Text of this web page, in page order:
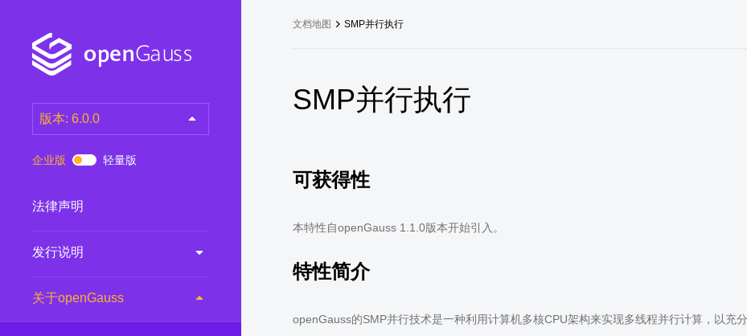
版本: 6.0.0
7.0.0-RC2
6.0.0 (LTS)
5.1.0 (Preview)
企业版 轻量版
法律声明
发行说明
关于openGauss
文档地图 SMP并行执行
SMP并行执行
可获得性
本特性自openGauss 1.1.0版本开始引入。
特性简介
openGauss的SMP并行技术是一种利用计算机多核CPU架构来实现多线程并行计算，以充